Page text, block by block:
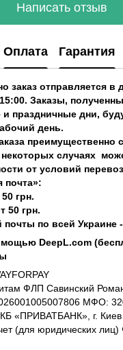
Написать отзыв
Оплата Гарантия
заказ отправляется в
Заказы,
праздничные дни,
день.
преимущественно
случаях
от условий
почта»:
грн.
50 грн.
по всей Украине -
DeepL.com
ФЛП Савинский
МФО:
«ПРИВАТБАНК», г. Киев
(для юридических